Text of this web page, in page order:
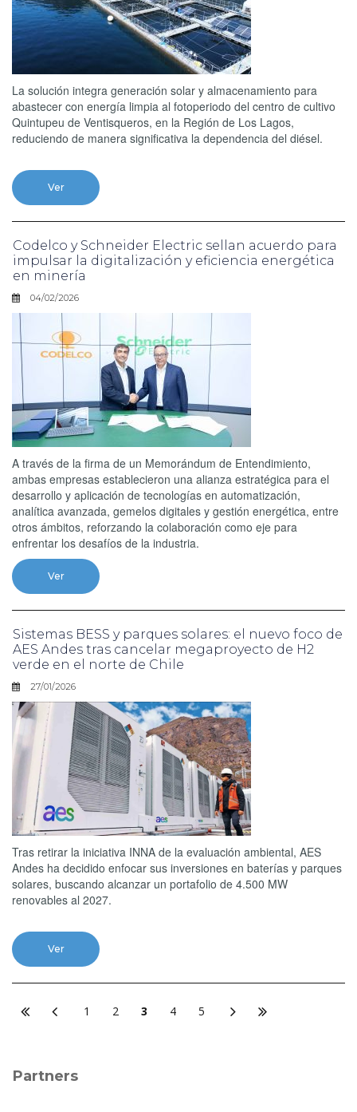
La solución integra generación solar y almacenamiento para
abastecer con energía limpia al fotoperiodo del centro de cultivo
Quintupeu de Ventisqueros, en la Región de Los Lagos,
reduciendo de manera significativa la dependencia del diésel.
Ver
Codelco y Schneider Electric sellan acuerdo para
impulsar la digitalización y eficiencia energética
en minería
04/02/2026
A través de la firma de un Memorándum de Entendimiento,
ambas empresas establecieron una alianza estratégica para el
desarrollo y aplicación de tecnologías en automatización,
analítica avanzada, gemelos digitales y gestión energética, entre
otros ámbitos, reforzando la colaboración como eje para
enfrentar los desafíos de la industria.
Ver
Sistemas BESS y parques solares: el nuevo foco de
AES Andes tras cancelar megaproyecto de H2
verde en el norte de Chile
27/01/2026
Tras retirar la iniciativa INNA de la evaluación ambiental, AES
Andes ha decidido enfocar sus inversiones en baterías y parques
solares, buscando alcanzar un portafolio de 4.500 MW
renovables al 2027.
Ver
1 2 3 4 5
Partners